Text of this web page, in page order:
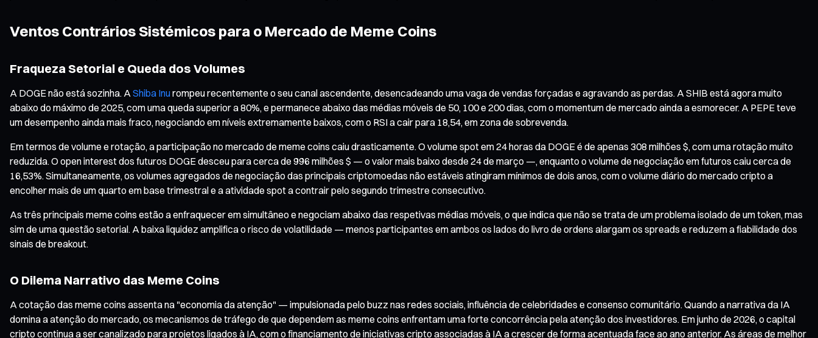
Ventos Contrários Sistémicos para o Mercado de Meme Coins
Fraqueza Setorial e Queda dos Volumes
A DOGE não está sozinha. A Shiba Inurompeu recentemente o seu canal ascendente, desencadeando uma vaga de vendas forçadas e agravando as perdas. A SHIB está agora muito
abaixo do máximo de 2025, com uma queda superior a 80%, e permanece abaixo das médias móveis de 50, 100 e 200 dias, com o momentum de mercado ainda a esmorecer. A PEPE teve
um desempenho ainda mais fraco, negociando em níveis extremamente baixos, com o RSI a cair para 18,54, em zona de sobrevenda.
Em termos de volume e rotação, a participação no mercado de meme coins caiu drasticamente. O volume spot em 24 horas da DOGE é de apenas 308 milhões $, com uma rotação muito
reduzida. O open interest dos futuros DOGE desceu para cerca de 996 milhões $ — o valor mais baixo desde 24 de março —, enquanto o volume de negociação em futuros caiu cerca de
16,53%. Simultaneamente, os volumes agregados de negociação das principais criptomoedas não estáveis atingiram mínimos de dois anos, com o volume diário do mercado cripto a
encolher mais de um quarto em base trimestral e a atividade spot a contrair pelo segundo trimestre consecutivo.
As três principais meme coins estão a enfraquecer em simultâneo e negociam abaixo das respetivas médias móveis, o que indica que não se trata de um problema isolado de um token, mas
sim de uma questão setorial. A baixa liquidez amplifica o risco de volatilidade — menos participantes em ambos os lados do livro de ordens alargam os spreads e reduzem a fiabilidade dos
sinais de breakout.
O Dilema Narrativo das Meme Coins
A cotação das meme coins assenta na "economia da atenção" — impulsionada pelo buzz nas redes sociais, influência de celebridades e consenso comunitário. Quando a narrativa da IA
domina a atenção do mercado, os mecanismos de tráfego de que dependem as meme coins enfrentam uma forte concorrência pela atenção dos investidores. Em junho de 2026, o capital
cripto continua a ser canalizado para projetos ligados à IA, com o financiamento de iniciativas cripto associadas à IA a crescer de forma acentuada face ao ano anterior. As áreas de melhor